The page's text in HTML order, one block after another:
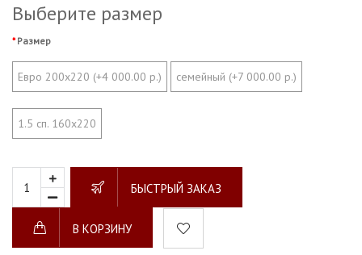
Выберите размер
Размер
Евро 200х220 (+4 000.00 р.) семейный (+7 000.00 р.)
1.5 сп. 160х220
БЫСТРЫЙ ЗАКАЗ
В КОРЗИНУ